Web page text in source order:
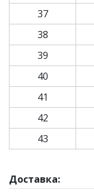
37
38
39
40
41
42
43
Доставка: